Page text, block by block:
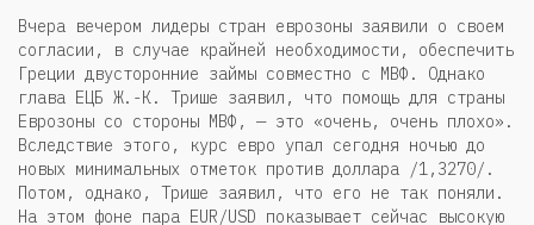
Вчера вечером лидеры стран еврозоны заявили о своем
согласии, в случае крайней необходимости, обеспечить
Греции двусторонние займы совместно с МВФ. Однако
глава ЕЦБ Ж.-К. Трише заявил, что помощь для страны
Еврозоны со стороны МВФ, — это «очень, очень плохо».
Вследствие этого, курс евро упал сегодня ночью до
новых минимальных отметок против доллара /1,3270/.
Потом, однако, Трише заявил, что его не так поняли.
На этом фоне пара EUR/USD показывает сейчас высокую